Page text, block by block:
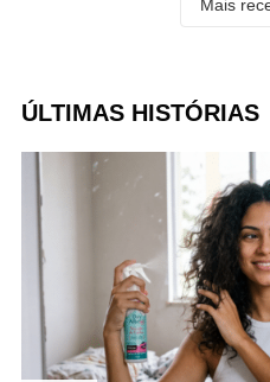
ÚLTIMAS HISTÓRIAS